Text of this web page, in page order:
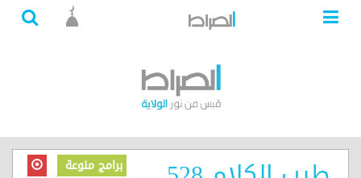
برامج منوعة